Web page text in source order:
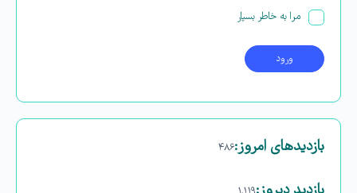
مرا به خاطر بسپار
بازدیدهای امروز:۴۸۶